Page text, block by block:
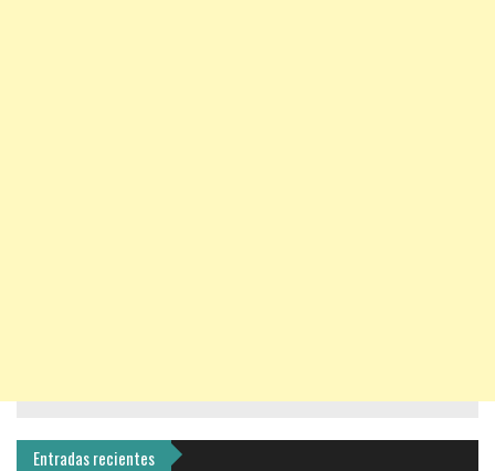
Entradas recientes